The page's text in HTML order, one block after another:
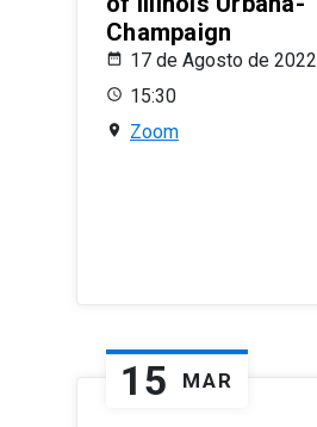
Champaign
17 de Agosto de 2022
15:30
Zoom
15 MAR